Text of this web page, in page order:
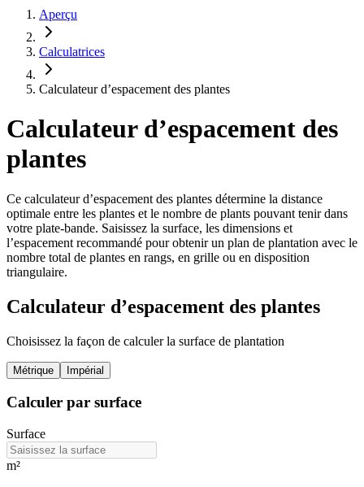
Aperçu
Calculatrices
Calculateur d’espacement des plantes
Calculateur d’espacement des
plantes
Ce calculateur d’espacement des plantes détermine la distance
optimale entre les plantes et le nombre de plants pouvant tenir dans
votre plate-bande. Saisissez la surface, les dimensions et
l’espacement recommandé pour obtenir un plan de plantation avec le
nombre total de plantes en rangs, en grille ou en disposition
triangulaire.
Calculateur d’espacement des plantes
Choisissez la façon de calculer la surface de plantation
Métrique Impérial
Calculer par surface
Surface
m²